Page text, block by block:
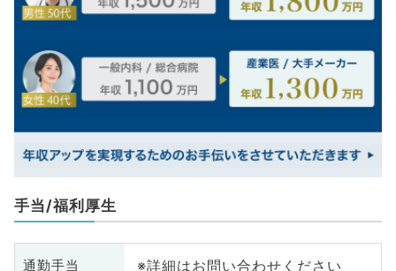
手当/福利厚生
通勤手当 ※詳細はお問い合わせください